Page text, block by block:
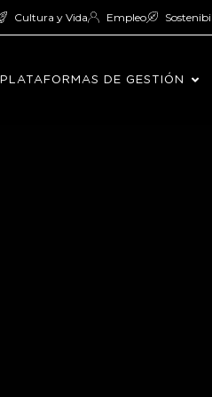
Cultura y Vida Empleo
PLATAFORMAS DE GESTIÓN